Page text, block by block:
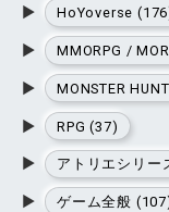
▶ HoYoverse
▶ MMORPG /
▶ MONSTER
▶ RPG (37)
▶ アトリエシリー
▶ ゲーム全般